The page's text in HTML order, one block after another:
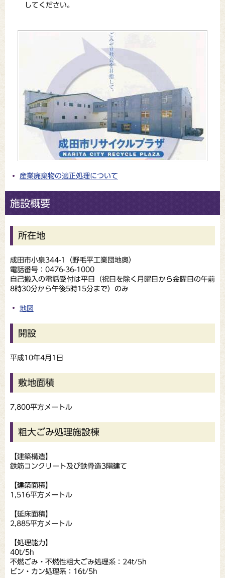
してください。
産業廃棄物の適正処理について
施設概要
所在地
成田市小泉344-1（野毛平工業団地奥）
電話番号：0476-36-1000
自己搬入の電話受付は平日（祝日を除く月曜日から金曜日の午前
8時30分から午後5時15分まで）のみ
地図
開設
平成10年4月1日
敷地面積
7,800平方メートル
粗大ごみ処理施設棟
【建築構造】
鉄筋コンクリート及び鉄骨造3階建て
【建築面積】
1,516平方メートル
【延床面積】
2,885平方メートル
【処理能力】
40t/5h
不燃ごみ・不燃性粗大ごみ処理系：24t/5h
ビン・カン処理系：16t/5h